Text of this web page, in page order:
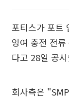
포티스가 포트
잉여 충전 전
다고 28일 공
회사측은